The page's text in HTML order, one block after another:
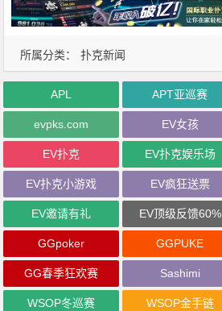
所属分类： 扑克新闻
APL APT亚巡赛
evpks.com EV女孩
EV扑克 EV扑克娱乐场
EV扑克小游戏 EV疯狂送票
EV邀请有礼 EV顶级反馈60%
GGpoker GGPUKE
GG春季狂欢赛 Sashimi
WSOP冬巡赛 WSOP金手链